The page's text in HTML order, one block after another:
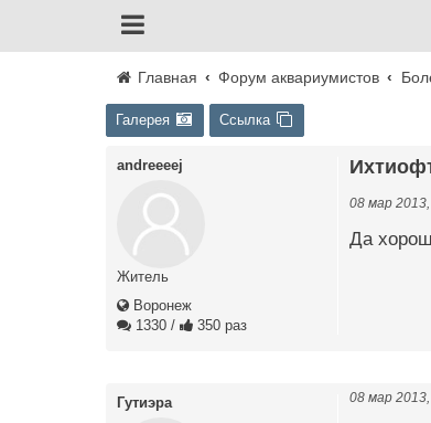
Главная Форум аквариумистов
Галерея Ссылка
andreeeej
Житель
Воронеж
1330 / 350 раз
08 мар
Да
Гутиэра 08 мар